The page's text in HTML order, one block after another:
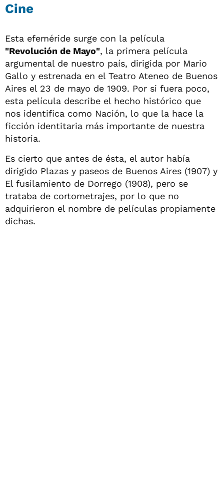
Cine
Esta efeméride surge con la película
"Revolución de Mayo", la primera película
argumental de nuestro país, dirigida por Mario
Gallo y estrenada en el Teatro Ateneo de Buenos
Aires el 23 de mayo de 1909. Por si fuera poco,
esta película describe el hecho histórico que
nos identifica como Nación, lo que la hace la
ficción identitaria más importante de nuestra
historia.
Es cierto que antes de ésta, el autor había
dirigido Plazas y paseos de Buenos Aires (1907) y
El fusilamiento de Dorrego (1908), pero se
trataba de cortometrajes, por lo que no
adquirieron el nombre de películas propiamente
dichas.